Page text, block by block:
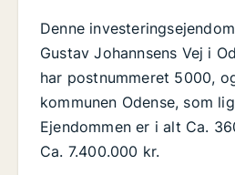
Denne
Gustav Johannsens Vej i
har postnummeret 5000,
kommunen Odense, som
Ejendommen er i alt Ca.
Ca. 7.400.000 kr.